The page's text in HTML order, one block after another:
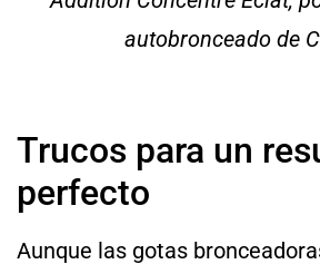
autobronceado de
Trucos para un
perfecto
Aunque las gotas